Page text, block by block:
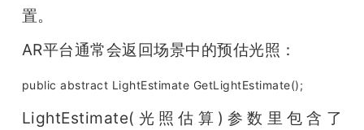
置。
AR平台通常会返回场景中的预估光照：
public abstract LightEstimate GetLightEstimate();
LightEstimate(光照估算)参数里包含了